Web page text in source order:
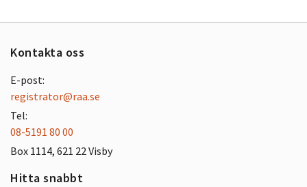
Kontakta oss
E-post:
registrator@raa.se
Tel:
08-5191 80 00
Box 1114, 621 22 Visby
Hitta snabbt